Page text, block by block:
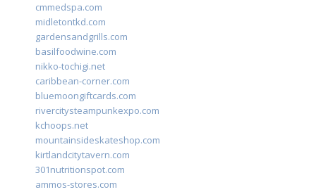
cmmedspa.com
midletontkd.com
gardensandgrills.com
basilfoodwine.com
nikko-tochigi.net
caribbean-corner.com
bluemoongiftcards.com
rivercitysteampunkexpo.com
kchoops.net
mountainsideskateshop.com
kirtlandcitytavern.com
301nutritionspot.com
ammos-stores.com